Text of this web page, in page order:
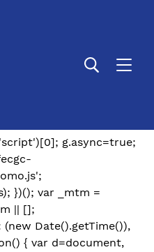
|| []; /* tracker
should be called
(function() { var
";
d=document,
g.async=true;
})(); var _mtm =
|| [];
Date().getTime()),
{ var d=document,